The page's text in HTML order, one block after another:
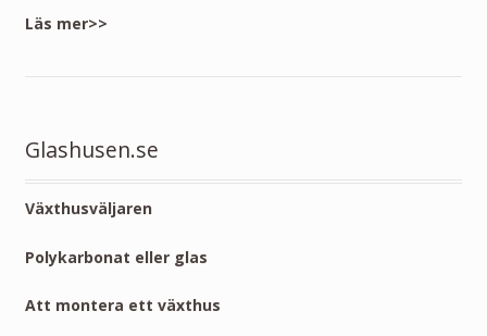
Läs mer>>
Glashusen.se
Växthusväljaren
Polykarbonat eller glas
Att montera ett växthus